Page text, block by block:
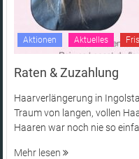
Aktionen Aktuelles
Raten & Zuzahlung
Haarverlängerung in
Traum von langen, vollen
Haaren war noch nie so
Mehr lesen